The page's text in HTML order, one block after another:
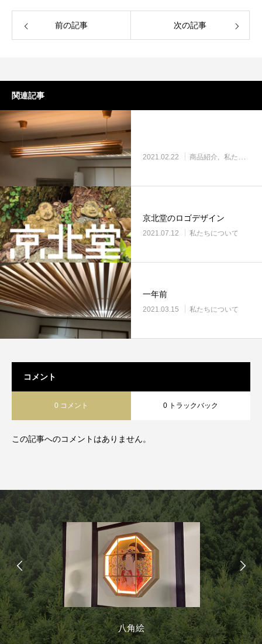
前の記事 次の記事
関連記事
2021.02.22 商品紹介 私たちについて
京北堂のロゴデザイン
2021.07.12 私たちについて
一年前
2021.03.15 私たちについて
コメント
0 コメント 0 トラックバック
この記事へのコメントはありません。
にじいろ